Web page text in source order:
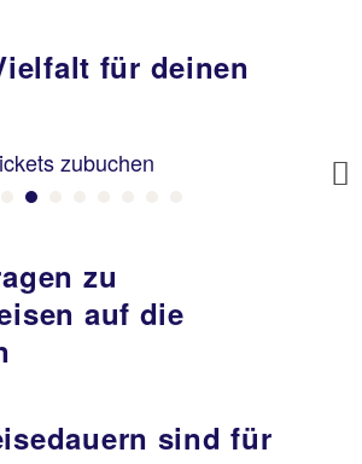
für deinen
zu
auf die
sind für